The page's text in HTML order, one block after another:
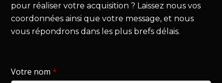
pour réaliser votre acquisition ? Laissez nous vos
coordonnées ainsi que votre message, et nous
vous répondrons dans les plus brefs délais.
Votre nom*